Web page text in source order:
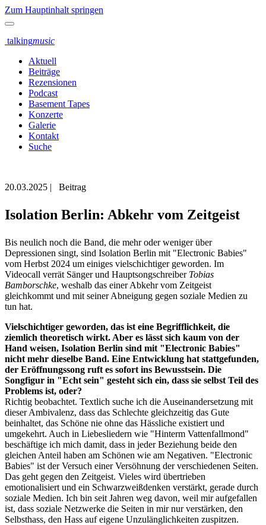
Zum Hauptinhalt springen
talkingmusic
Aktuell
Beiträge
Rezensionen
Podcast
Basement Tapes
Konzerte
Galerie
Kontakt
Suche
20.03.2025 | Beitrag
Isolation Berlin: Abkehr vom Zeitgeist
Bis neulich noch die Band, die mehr oder weniger über
Depressionen singt, sind Isolation Berlin mit "Electronic Babies"
vom Herbst 2024 um einiges vielschichtiger geworden. Im
Videocall verrät Sänger und Hauptsongschreiber Tobias
Bamborschke, weshalb das einer Abkehr vom Zeitgeist
gleichkommt und mit seiner Abneigung gegen soziale Medien zu
tun hat.
Vielschichtiger geworden, das ist eine Begrifflichkeit, die
ziemlich theoretisch wirkt. Aber es lässt sich kaum von der
Hand weisen, Isolation Berlin sind mit "Electronic Babies"
nicht mehr dieselbe Band. Eine Entwicklung hat stattgefunden,
der Eröffnungssong ruft es sofort ins Bewusstsein. Die
Songfigur in "Echt sein" gesteht sich ein, dass sie selbst Teil des
Problems ist, oder?
Richtig beobachtet. Textlich suche ich die Auseinandersetzung mit
dieser Ambivalenz, dass das Schlechte gleichzeitig das Gute
beinhaltet, das Schöne nie ohne das Hässliche existiert und
umgekehrt. Auch in Liebesliedern wie "Hinterm Vattenfallmond"
beschäftige ich mich damit, dass in jeder Beziehung beide den
gleichen Anteil haben am Schönen wie am Negativen. "Electronic
Babies" ist der Versuch einer Versöhnung der verschiedenen Seiten.
Das geht gegen den Zeitgeist. Vieles wird übertrieben
emotionalisiert und ein Schwarzweißdenken verstärkt, gerade durch
soziale Medien. Ich bin seit Jahren weg davon, weil mir aufgefallen
ist, dass soziale Netzwerke die Seiten in mir nur verstärken, den
Selbsthass, den Hass auf eigene Unzulänglichkeiten zuspitzen.